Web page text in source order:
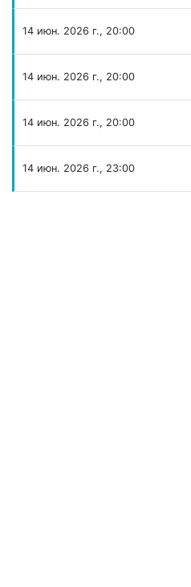
14 июн. 2026 г., 20:00
14 июн. 2026 г., 20:00
14 июн. 2026 г., 20:00
14 июн. 2026 г., 23:00